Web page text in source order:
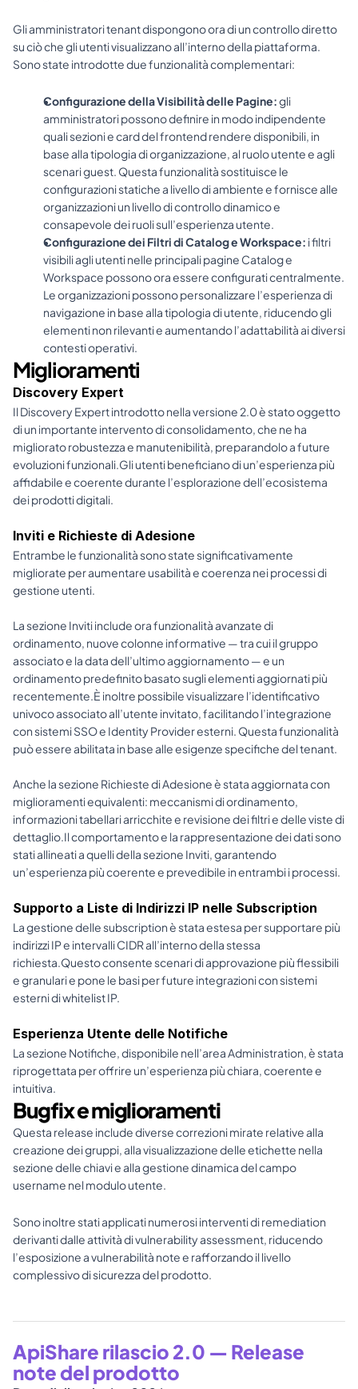
Gli amministratori tenant dispongono ora di un controllo diretto
su ciò che gli utenti visualizzano all’interno della piattaforma.
Sono state introdotte due funzionalità complementari:
Configurazione della Visibilità delle Pagine: gli
amministratori possono definire in modo indipendente
quali sezioni e card del frontend rendere disponibili, in
base alla tipologia di organizzazione, al ruolo utente e agli
scenari guest. Questa funzionalità sostituisce le
configurazioni statiche a livello di ambiente e fornisce alle
organizzazioni un livello di controllo dinamico e
consapevole dei ruoli sull’esperienza utente.
Configurazione dei Filtri di Catalog e Workspace: i filtri
visibili agli utenti nelle principali pagine Catalog e
Workspace possono ora essere configurati centralmente.
Le organizzazioni possono personalizzare l’esperienza di
navigazione in base alla tipologia di utente, riducendo gli
elementi non rilevanti e aumentando l’adattabilità ai diversi
contesti operativi.
Miglioramenti
Discovery Expert
Il Discovery Expert introdotto nella versione 2.0 è stato oggetto
di un importante intervento di consolidamento, che ne ha
migliorato robustezza e manutenibilità, preparandolo a future
evoluzioni funzionali.Gli utenti beneficiano di un’esperienza più
affidabile e coerente durante l’esplorazione dell’ecosistema
dei prodotti digitali.
Inviti e Richieste di Adesione
Entrambe le funzionalità sono state significativamente
migliorate per aumentare usabilità e coerenza nei processi di
gestione utenti.
La sezione Inviti include ora funzionalità avanzate di
ordinamento, nuove colonne informative — tra cui il gruppo
associato e la data dell’ultimo aggiornamento — e un
ordinamento predefinito basato sugli elementi aggiornati più
recentemente.È inoltre possibile visualizzare l’identificativo
univoco associato all’utente invitato, facilitando l’integrazione
con sistemi SSO e Identity Provider esterni. Questa funzionalità
può essere abilitata in base alle esigenze specifiche del tenant.
Anche la sezione Richieste di Adesione è stata aggiornata con
miglioramenti equivalenti: meccanismi di ordinamento,
informazioni tabellari arricchite e revisione dei filtri e delle viste di
dettaglio.Il comportamento e la rappresentazione dei dati sono
stati allineati a quelli della sezione Inviti, garantendo
un’esperienza più coerente e prevedibile in entrambi i processi.
Supporto a Liste di Indirizzi IP nelle Subscription
La gestione delle subscription è stata estesa per supportare più
indirizzi IP e intervalli CIDR all’interno della stessa
richiesta.Questo consente scenari di approvazione più flessibili
e granulari e pone le basi per future integrazioni con sistemi
esterni di whitelist IP.
Esperienza Utente delle Notifiche
La sezione Notifiche, disponibile nell’area Administration, è stata
riprogettata per offrire un’esperienza più chiara, coerente e
intuitiva.
Bugfix e miglioramenti
Questa release include diverse correzioni mirate relative alla
creazione dei gruppi, alla visualizzazione delle etichette nella
sezione delle chiavi e alla gestione dinamica del campo
username nel modulo utente.
Sono inoltre stati applicati numerosi interventi di remediation
derivanti dalle attività di vulnerability assessment, riducendo
l’esposizione a vulnerabilità note e rafforzando il livello
complessivo di sicurezza del prodotto.
ApiShare rilascio 2.0 — Release
note del prodotto